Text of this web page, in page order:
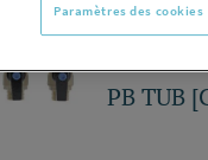
PB TUB
Paramètres des cookies